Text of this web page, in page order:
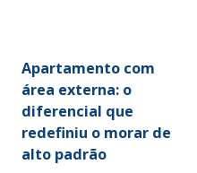
Apartamento com
área externa: o
diferencial que
redefiniu o morar de
alto padrão